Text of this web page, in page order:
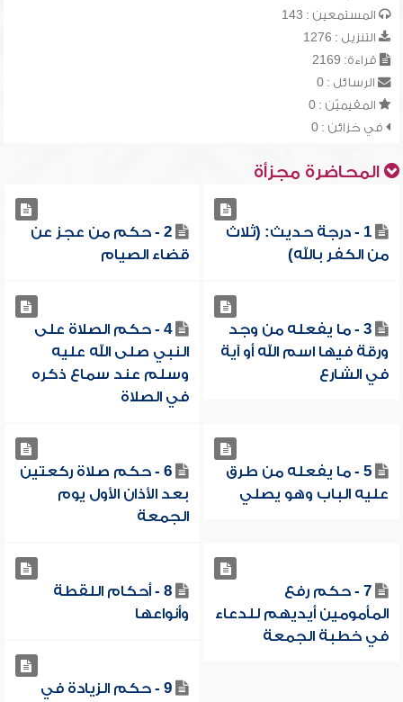
المستمعين : 143
التنزيل : 1276
قراءة: 2169
الرسائل : 0
المقيميّن : 0
في خزائن : 0
المحاضرة مجزأة
1 - درجة حديث: (ثلاث
من الكفر بالله)
2 - حكم من عجز عن
قضاء الصيام
3 - ما يفعله من وجد
ورقة فيها اسم الله أو آية
في الشارع
4 - حكم الصلاة على
النبي صلى الله عليه
وسلم عند سماع ذكره
في الصلاة
5 - ما يفعله من طرق
عليه الباب وهو يصلي
6 - حكم صلاة ركعتين
بعد الأذان الأول يوم
الجمعة
7 - حكم رفع
المأمومين أيديهم للدعاء
في خطبة الجمعة
8 - أحكام اللقطة
وأنواعها
9 - حكم الزيادة في